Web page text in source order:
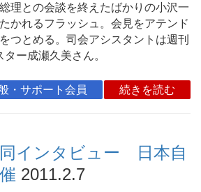
理との会談を終えたばかりの小沢一
かれるフラッシュ。会見をアテンド
つとめる。司会アシスタントは週刊
ー成瀬久美さん。
・サポート会員 続きを読む
インタビュー 日本自
2011.2.7